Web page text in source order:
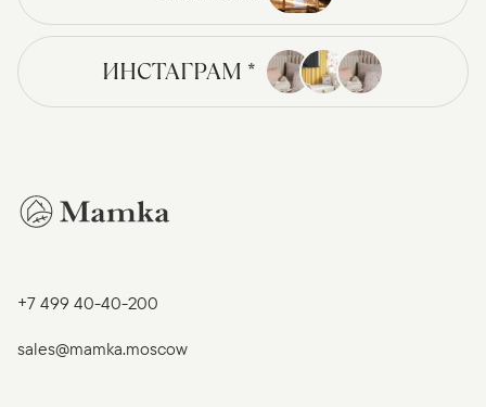
ИНСТАГРАМ *
+7 499 40-40-200
sales@mamka.moscow